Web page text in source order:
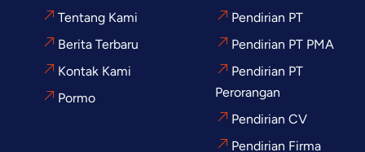
Tentang Kami
Berita Terbaru
Kontak Kami
Pormo
Pendirian PT
Pendirian PT PMA
Pendirian PT
Perorangan
Pendirian CV
Pendirian Firma